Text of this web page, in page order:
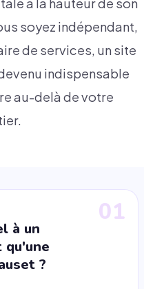
à la hauteur de son
soyez indépendant,
de services, un site
indispensable
au-delà de votre
01
à un
?